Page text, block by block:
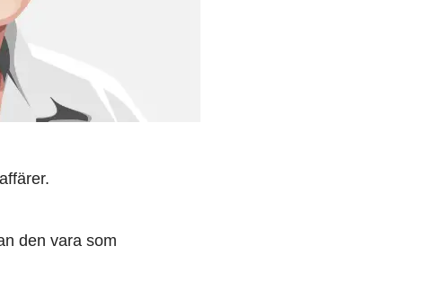
den vara som